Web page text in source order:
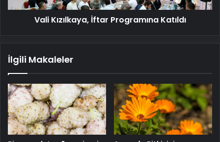
Vali Kızılkaya, İftar Programına Katıldı
İlgili Makaleler